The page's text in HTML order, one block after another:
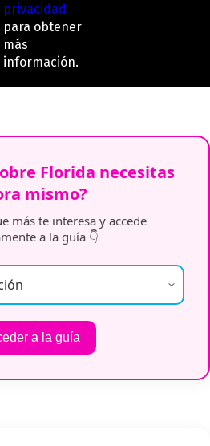
privacidad
para obtener
más
información.
Florida necesitas
mismo?
más te interesa y accede
a la guía 👇
a la guía